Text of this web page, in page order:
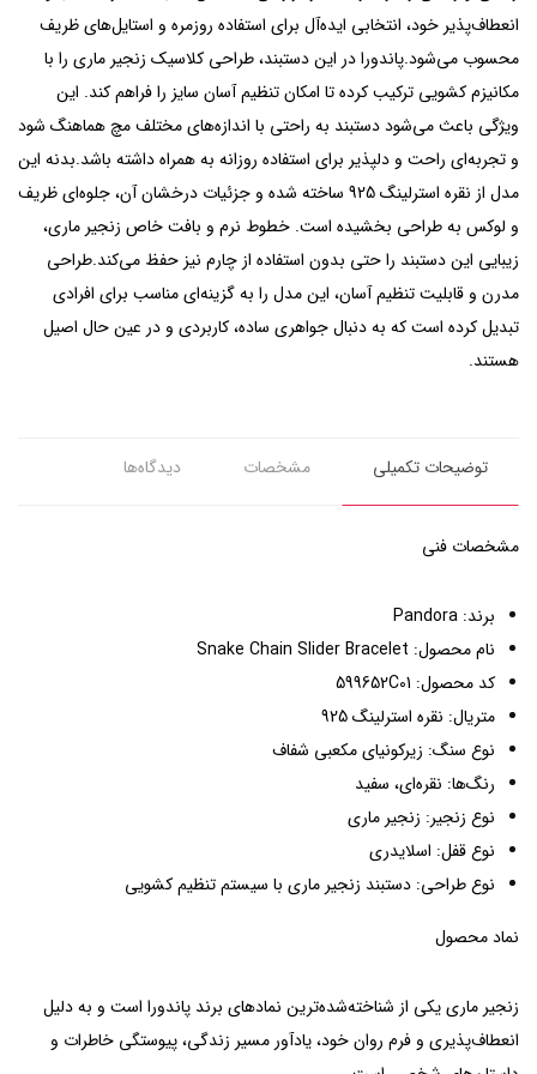
انعطاف‌پذیر خود، انتخابی ایده‌آل برای استفاده روزمره و استایل‌های ظریف
محسوب می‌شود.پاندورا در این دستبند، طراحی کلاسیک زنجیر ماری را با
مکانیزم کشویی ترکیب کرده تا امکان تنظیم آسان سایز را فراهم کند. این
ویژگی باعث می‌شود دستبند به راحتی با اندازه‌های مختلف مچ هماهنگ شود
و تجربه‌ای راحت و دلپذیر برای استفاده روزانه به همراه داشته باشد.بدنه این
مدل از نقره استرلینگ 925 ساخته شده و جزئیات درخشان آن، جلوه‌ای ظریف
و لوکس به طراحی بخشیده است. خطوط نرم و بافت خاص زنجیر ماری،
زیبایی این دستبند را حتی بدون استفاده از چارم نیز حفظ می‌کند.طراحی
مدرن و قابلیت تنظیم آسان، این مدل را به گزینه‌ای مناسب برای افرادی
تبدیل کرده است که به دنبال جواهری ساده، کاربردی و در عین حال اصیل
هستند.
توضیحات تکمیلی مشخصات دیدگاه‌ها
مشخصات فنی
برند: Pandora
نام محصول: Snake Chain Slider Bracelet
کد محصول: 599652C01
متریال: نقره استرلینگ 925
نوع سنگ: زیرکونیای مکعبی شفاف
رنگ‌ها: نقره‌ای، سفید
نوع زنجیر: زنجیر ماری
نوع قفل: اسلایدری
نوع طراحی: دستبند زنجیر ماری با سیستم تنظیم کشویی
نماد محصول
زنجیر ماری یکی از شناخته‌شده‌ترین نمادهای برند پاندورا است و به دلیل
انعطاف‌پذیری و فرم روان خود، یادآور مسیر زندگی، پیوستگی خاطرات و